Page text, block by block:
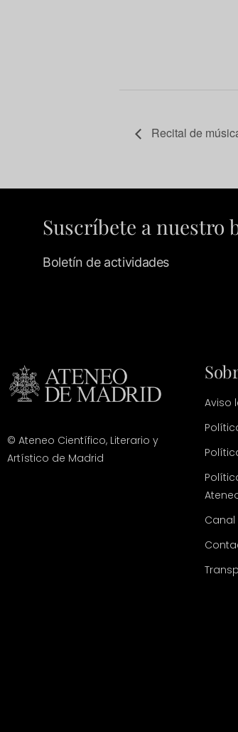
Recital de
Suscríbete a nuestro
Boletín de actividades
© Ateneo Científico, Literario y
Artístico de Madrid
Aviso